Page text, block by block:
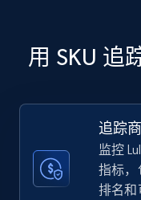
Specifications,
more.
TikTok Shop
URL, Title,
用 SKU 追
追踪
监控
指标，
排名和